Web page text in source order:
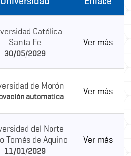
Católica
Santa Fe
30/05/2029
Ver más
de Morón
automatica
Ver más
del Norte
Tomás de Aquino
11/01/2029
Ver más